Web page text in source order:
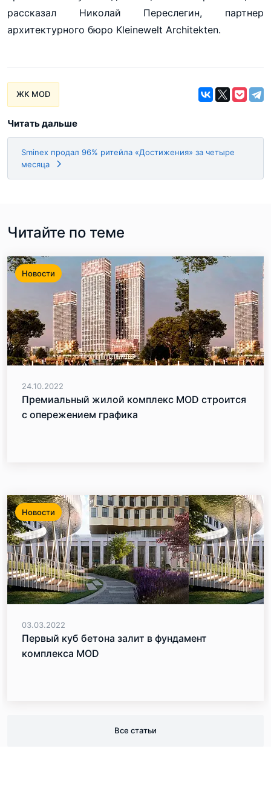
рассказал Николай Переслегин, партнер
архитектурного бюро Kleinewelt Architekten.
ЖК MOD
Читать дальше
Sminex продал 96% ритейла «Достижения» за четыре
месяца
Читайте по теме
Новости
24.10.2022
Премиальный жилой комплекс MOD строится
с опережением графика
Новости
03.03.2022
Первый куб бетона залит в фундамент
комплекса MOD
Все статьи